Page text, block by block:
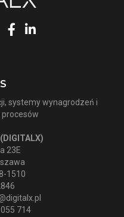
systemy wynagrodzeń i
23E
1510
714